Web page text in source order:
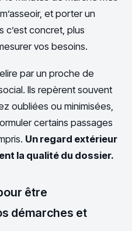
et porter un
c’est concret, plus
vos besoins.
par un proche de
Ils repèrent souvent
oubliées ou minimisées,
certains passages
Un regard extérieur
la qualité du dossier.
être
démarches et